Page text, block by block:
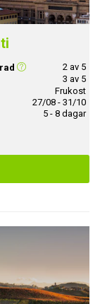
2 av 5
3 av 5
Frukost
27/08 - 31/10
5 - 8 dagar